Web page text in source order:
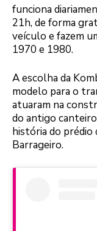
funciona
21h, de forma
veículo e fazem
1970 e 1980.
A escolha da
modelo para o
atuaram na
do antigo
história do prédio
Barrageiro.